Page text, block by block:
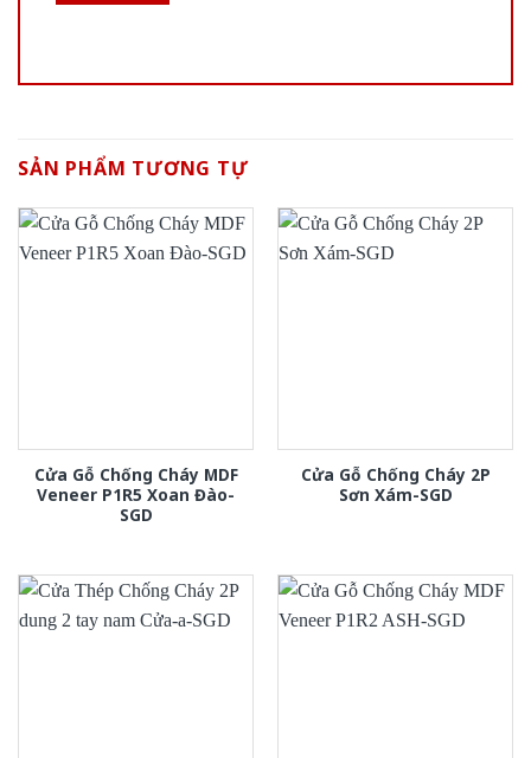
SẢN PHẨM TƯƠNG TỰ
Cửa Gỗ Chống Cháy MDF
Veneer P1R5 Xoan Đào-
SGD
Cửa Gỗ Chống Cháy 2P
Sơn Xám-SGD